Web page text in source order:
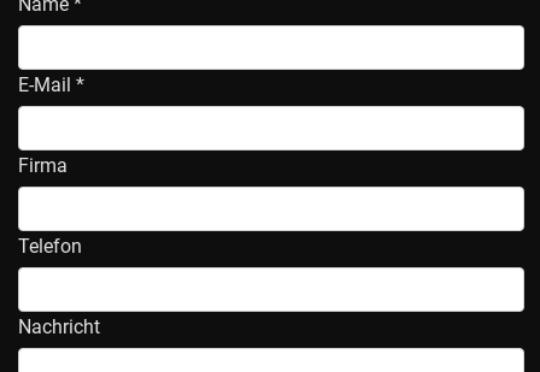
E-Mail *
Firma
Telefon
Nachricht